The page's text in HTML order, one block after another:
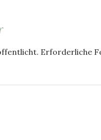
Erforderliche